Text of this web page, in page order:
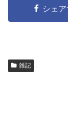
シェ
雑記